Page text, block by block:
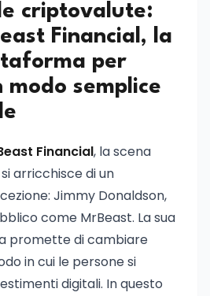
criptovalute:
Financial, la
per
semplice
Financial, la scena
arricchisce di un
Jimmy Donaldson,
come MrBeast. La sua
promette di cambiare
in cui le persone si
digitali. In questo